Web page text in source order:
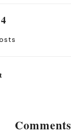
Comments